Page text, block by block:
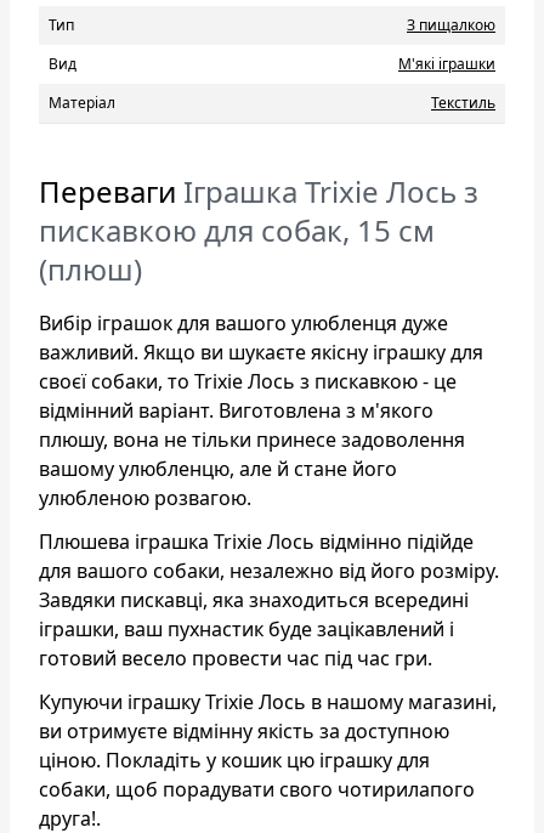
Тип
З пищалкою
Вид
М'які іграшки
Матеріал
Текстиль
Переваги Іграшка Trixie Лось з
пискавкою для собак, 15 см
(плюш)
Вибір іграшок для вашого улюбленця дуже
важливий. Якщо ви шукаєте якісну іграшку для
своєї собаки, то Trixie Лось з пискавкою - це
відмінний варіант. Виготовлена з м'якого
плюшу, вона не тільки принесе задоволення
вашому улюбленцю, але й стане його
улюбленою розвагою.
Плюшева іграшка Trixie Лось відмінно підійде
для вашого собаки, незалежно від його розміру.
Завдяки пискавці, яка знаходиться всередині
іграшки, ваш пухнастик буде зацікавлений і
готовий весело провести час під час гри.
Купуючи іграшку Trixie Лось в нашому магазині,
ви отримуєте відмінну якість за доступною
ціною. Покладіть у кошик цю іграшку для
собаки, щоб порадувати свого чотирилапого
друга!.